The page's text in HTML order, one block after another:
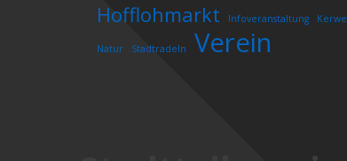
Hofflohmarkt Infoveranstaltung Kerwe
Natur Stadtradeln Verein